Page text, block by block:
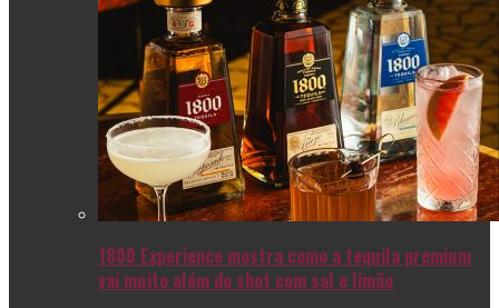
1800 Experience mostra como a tequila premium
vai muito além do shot com sal e limão